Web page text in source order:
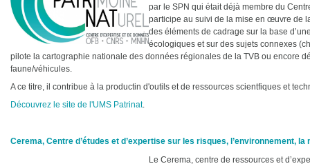
par le SPN qui était déjà membre du
participe au suivi de la mise en œuvre de
des éléments de cadrage sur la base
écologiques et sur des sujets connexes
pilote la cartographie nationale des données régionales de la TVB ou encore
faune/véhicules.
A ce titre, il contribue à la productin d'outils et de ressources scientfiques et
Découvrez le site de l'UMS Patrinat.
Cerema, Centre d’études et d’expertise sur les risques, l’environnement, la
Le Cerema, centre de ressources et